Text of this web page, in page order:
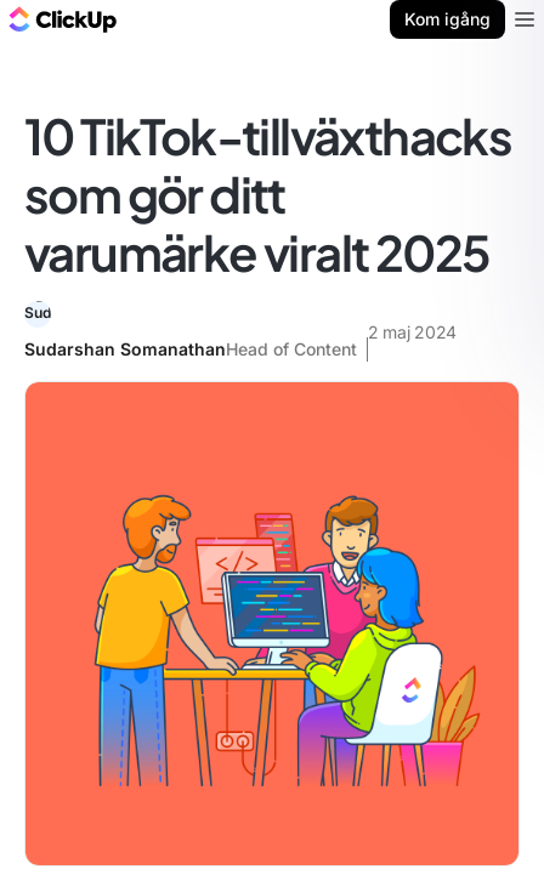
Kom igång
10 TikTok-tillväxthacks
som gör ditt
varumärke viralt 2025
Sudarshan SomanathanHead of Content
2 maj 2024